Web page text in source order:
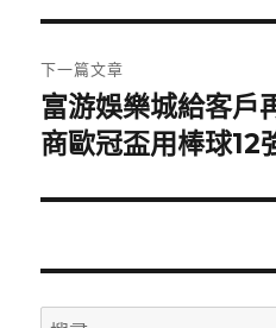
覽
文
章:
下一篇文章
下
一
文
富游娛樂城給客戶
商歐冠盃用棒球12
搜